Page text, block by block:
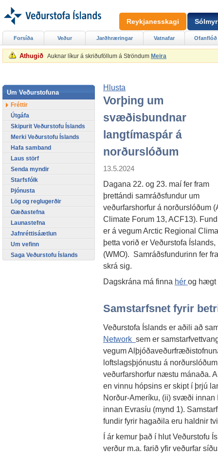
Athugið Auknar líkur á skriðuföllum á Ströndum Meira
Hlusta
Vorþing um
svæðisbundnar
langtímaspár á
norðurslóðum
13.5.2024
Dagana 22. og 23. maí fer fram
þrettándi samráðsfundur um
veðurfarshorfur á norðurslóðum
Climate Forum 13, ACF13).
er á vegum Arctic Regional
þetta vorið er Veðurstofa
(WMO). Samráðsfundurinn fer
skrá sig.
Dagskrána má finna hér og hægt
Samstarfsnet fyrir
Veðurstofa Íslands er aðili að
Network sem er
vegum
loftslagsþjónustu á
veðurfarshorfur næstu mánaða.
en vinnu hópsins er skipt í þrjú
Norður-Ameríku, (ii) svæði
innan Evrasíu (mynd 1).
fundir fyrir hagaðila eru haldnir
Í ár kemur það í hlut Veðurstofu
verður m.a. farið yfir veðurfar
Forsíða Veður Jarðhræringar Vatnafar Ofanflóð
Um Veðurstofuna
Fréttir
Útgáfa
Skipurit Veðurstofu Íslands
Merki Veðurstofu Íslands
Hafa samband
Laus störf
Senda myndir
Starfsfólk
Þjónusta
Lög og reglugerðir
Gæðastefna
Launastefna
Jafnréttisáætlun
Um vefinn
Saga Veðurstofu Íslands
Reykjanesskagi